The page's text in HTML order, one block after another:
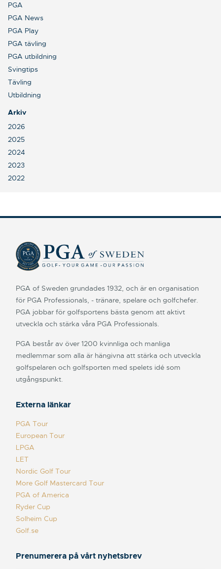
PGA
PGA News
PGA Play
PGA tävling
PGA utbildning
Svingtips
Tävling
Utbildning
Arkiv
2026
2025
2024
2023
2022
PGA of Sweden grundades 1932, och är en organisation
för PGA Professionals, - tränare, spelare och golfchefer.
PGA jobbar för golfsportens bästa genom att aktivt
utveckla och stärka våra PGA Professionals.
PGA består av över 1200 kvinnliga och manliga
medlemmar som alla är hängivna att stärka och utveckla
golfspelaren och golfsporten med spelets idé som
utgångspunkt.
Externa länkar
PGA Tour
European Tour
LPGA
LET
Nordic Golf Tour
More Golf Mastercard Tour
PGA of America
Ryder Cup
Solheim Cup
Golf.se
Prenumerera på vårt nyhetsbrev